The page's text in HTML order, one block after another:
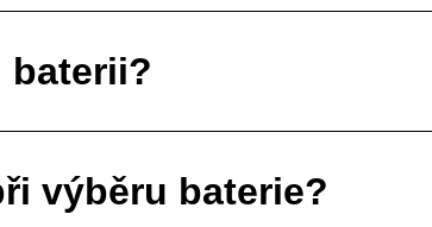
baterii?
výběru baterie?